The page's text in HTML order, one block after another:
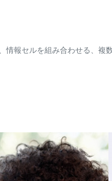
報セルを組み合わせる、複